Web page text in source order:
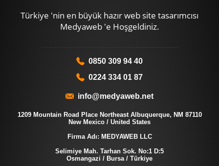
Türkiye 'nin en büyük hazır web site tasarımcısı
Medyaweb 'e Hoşgeldiniz.
0850 309 94 40
0224 334 01 87
info@medyaweb.net
1209 Mountain Road Place Northeast Albuquerque, NM 87110
New Mexico / United States
Firma Adı: MEDYAWEB LLC
Selimiye Mah. Tarhan Sok. No:1 D:5
Osmangazi / Bursa / Türkiye